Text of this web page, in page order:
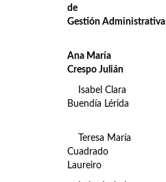
de
Gestión Administrativa
Ana María
Crespo Julián
Isabel Clara
Buendía Lérida
Teresa María
Cuadrado
Laureiro